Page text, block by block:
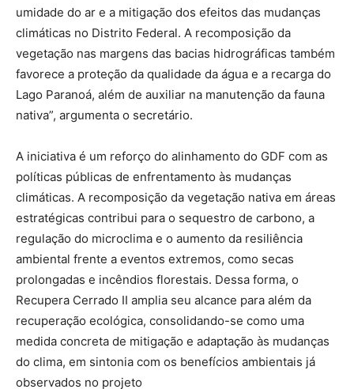
umidade do ar e a mitigação dos efeitos das mudanças
climáticas no Distrito Federal. A recomposição da
vegetação nas margens das bacias hidrográficas também
favorece a proteção da qualidade da água e a recarga do
Lago Paranoá, além de auxiliar na manutenção da fauna
nativa”, argumenta o secretário.
A iniciativa é um reforço do alinhamento do GDF com as
políticas públicas de enfrentamento às mudanças
climáticas. A recomposição da vegetação nativa em áreas
estratégicas contribui para o sequestro de carbono, a
regulação do microclima e o aumento da resiliência
ambiental frente a eventos extremos, como secas
prolongadas e incêndios florestais. Dessa forma, o
Recupera Cerrado II amplia seu alcance para além da
recuperação ecológica, consolidando-se como uma
medida concreta de mitigação e adaptação às mudanças
do clima, em sintonia com os benefícios ambientais já
observados no projeto